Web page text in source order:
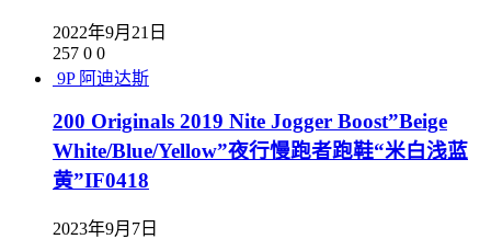
2022年9月21日
257 0 0
9P 阿迪达斯
200 Originals 2019 Nite Jogger Boost”Beige
White/Blue/Yellow”夜行慢跑者跑鞋“米白浅蓝
黄”IF0418
2023年9月7日